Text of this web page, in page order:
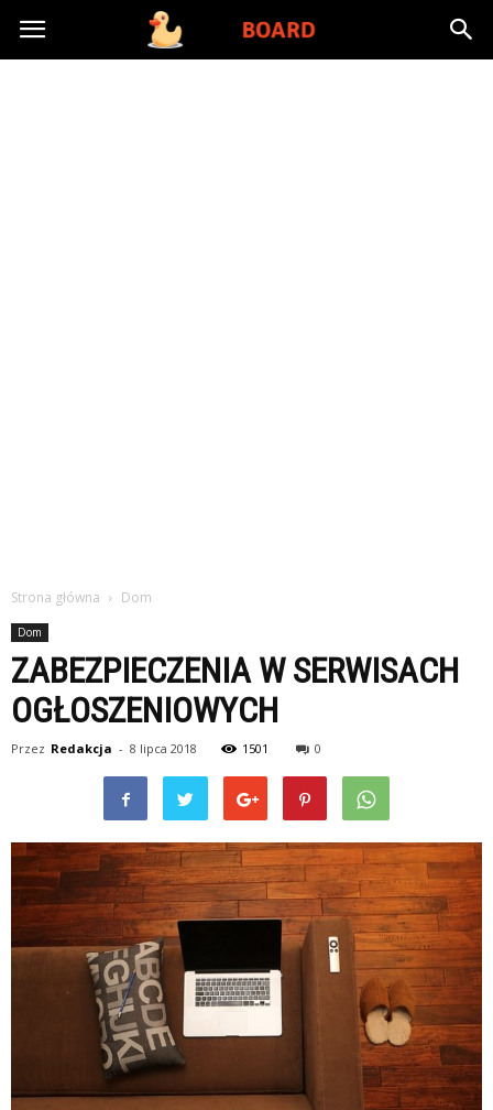
Toysboard.pl
Strona główna Dom
Dom
ZABEZPIECZENIA W SERWISACH
OGŁOSZENIOWYCH
Przez Redakcja - 8 lipca 2018 1501 0